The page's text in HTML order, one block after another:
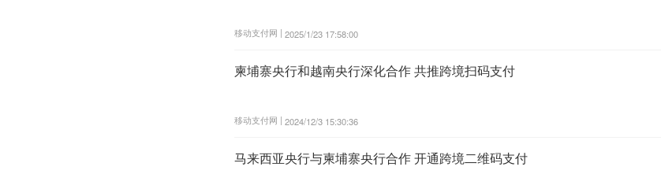
移动支付网 | 2025/1/23 17:58:00
柬埔寨央行和越南央行深化合作 共推跨境扫码支付
移动支付网 | 2024/12/3 15:30:36
马来西亚央行与柬埔寨央行合作 开通跨境二维码支付